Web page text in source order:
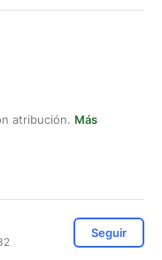
atribución. Más
Seguir